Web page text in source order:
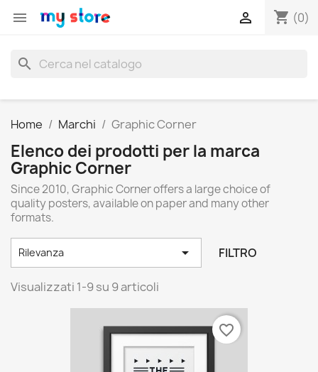
 shopping_cart (0)

search
Home Marchi Graphic Corner
Elenco dei prodotti per la marca
Graphic Corner
Since 2010, Graphic Corner offers a large choice of
quality posters, available on paper and many other
formats.
Rilevanza  FILTRO
Visualizzati 1-9 su 9 articoli
favorite_border